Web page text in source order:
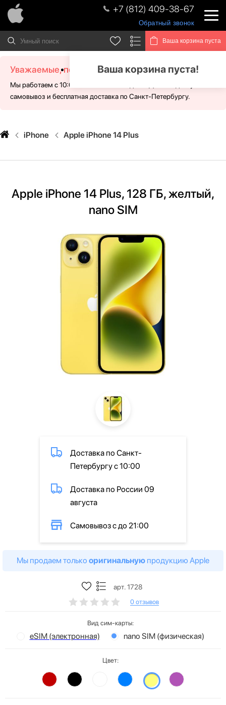
+7 (812) 409-38-67
Обратный звонок
Ваша корзина пуста
Ваша корзина пуста!
Уважаемые, посетители!
Мы работаем с 10:00 - 21:00 без выходных. Для Вас доступен
самовывоз и бесплатная доставка по Санкт-Петербургу.
iPhone Apple iPhone 14 Plus
Apple iPhone 14 Plus, 128 ГБ, желтый,
nano SIM
Доставка по Санкт-
Петербургу с 10:00
Доставка по России 09
августа
Самовывоз с до 21:00
Мы продаем только оригинальную продукцию Apple
арт. 1728
0 отзывов
Вид сим-карты:
eSIM (электронная) nano SIM (физическая)
Цвет: